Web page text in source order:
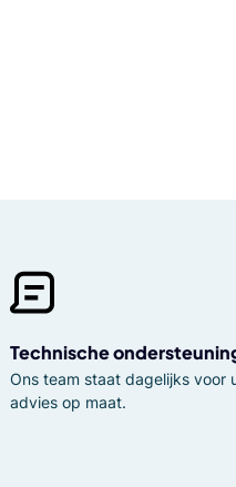
Technische
Ons team staat dagelijks voor
advies op maat.